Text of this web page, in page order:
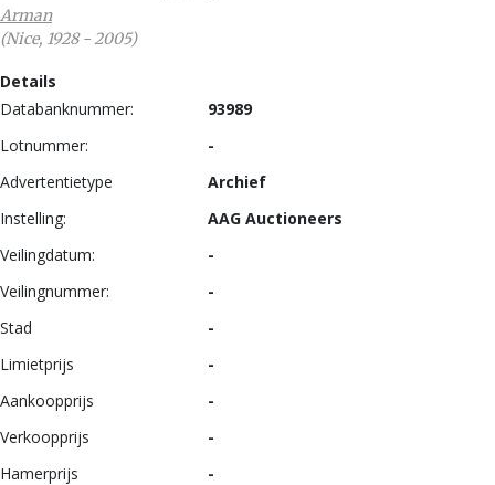
Arman
(Nice, 1928-2005)
Details
Databanknummer:
93989
Lotnummer:
-
Advertentietype
Archief
Instelling:
AAG Auctioneers
Veilingdatum:
-
Veilingnummer:
-
Stad
-
Limietprijs
-
Aankoopprijs
-
Verkoopprijs
-
Hamerprijs
-